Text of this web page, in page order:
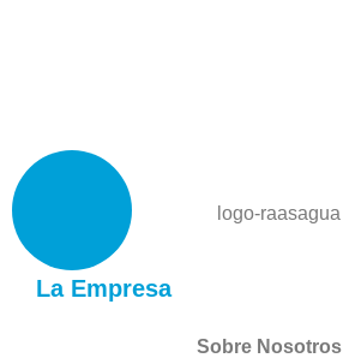
La Empresa
Sobre Nosotros